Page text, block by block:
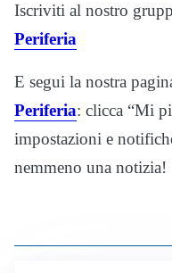
Iscriviti al nostro
Periferia
E segui la nostra
Periferia: clicca “Mi
impostazioni e
nemmeno una notizia!